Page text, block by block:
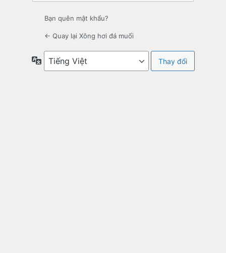
Bạn quên mật khẩu?
← Quay lại Xông hơi đá muối
Ngôn
ngữ